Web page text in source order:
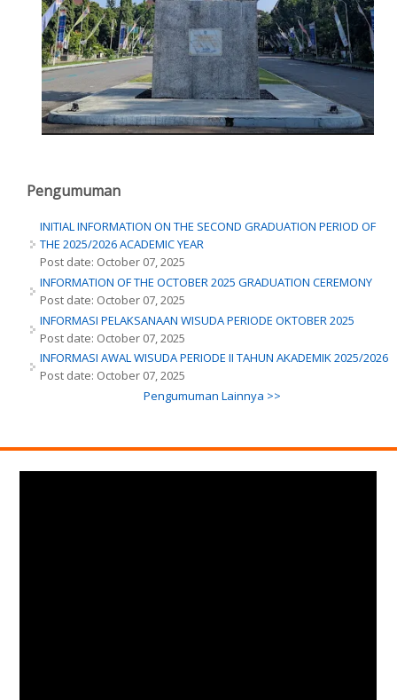
Pengumuman
INITIAL INFORMATION ON THE SECOND GRADUATION PERIOD OF
THE 2025/2026 ACADEMIC YEAR
Post date: October 07, 2025
INFORMATION OF THE OCTOBER 2025 GRADUATION CEREMONY
Post date: October 07, 2025
INFORMASI PELAKSANAAN WISUDA PERIODE OKTOBER 2025
Post date: October 07, 2025
INFORMASI AWAL WISUDA PERIODE II TAHUN AKADEMIK 2025/2026
Post date: October 07, 2025
Pengumuman Lainnya >>